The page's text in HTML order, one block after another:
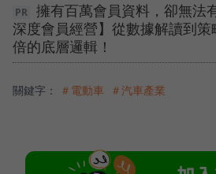
擁有百萬會員資料，卻無法
深度會員經營】從數據解讀到
倍的底層邏輯！
關鍵字： ＃電動車 ＃汽車產業